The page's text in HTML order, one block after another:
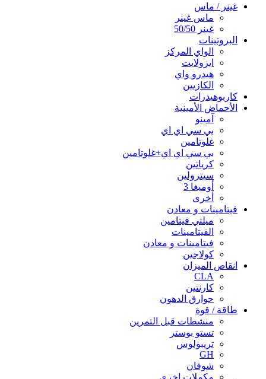
غينر / ماس
ماس غينر
غينر 50/50
البروتينات
الواي المركز
ايزولايت
هيدرو واي
الكازيين
كاربوهيدرات
الأحماض الأمينية
آمينو
بي سي اي اي
غلوتامين
بي سي اي اي+غلوتامين
كرياتين
سيترولين
أوميغا 3
أخرى
فيتامينات و معادن
ميلتي فيتامين
الفيتامينات
فيتامينات و معادن
كولاجين
انقاص الميزان
CLA
كارنتين
حوارق الدهون
طاقة / قوة
منشطات قبل التمرين
تستو بوستر
تريبولوس
GH
شوفان
مكملات اخرى